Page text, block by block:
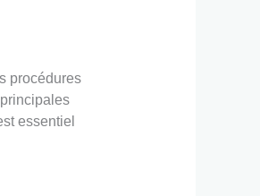
procédures
essentiel